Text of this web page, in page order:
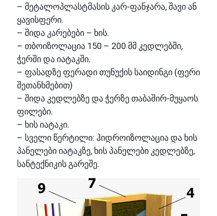
– მეტალოპლასტმასის კარ-ფანჯარა, შავი ან
ყავისფერი.
– შიდა კარებები – ხის.
– თბოიზოლაცია 150 – 200 მმ კედლებში,
ჭერში და იატაკში.
– ფასადზე ფერადი თუნუქის საიდინგი (ფერი
შეთანხმებით)
– შიდა კედლებზე და ჭერზე თაბაშირ-მუყაოს
ფილები.
– ხის იატაკი.
– სველი წერტილი: ჰიდროიზოლაცია და ხის
პანელები იატაკზე, ხის პანელები კედლებზე,
სანტექნიკის გარეშე.